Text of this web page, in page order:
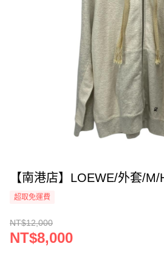
【南港店】LOEWE/外套/M/
超取免運費
NT$12,000
NT$8,000